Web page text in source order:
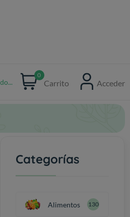
0
Carrito Acceder
Categorías
Alimentos 130